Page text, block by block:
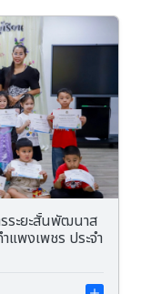
ระยะสั้นพัฒนาส
แพงเพชร ประจำ